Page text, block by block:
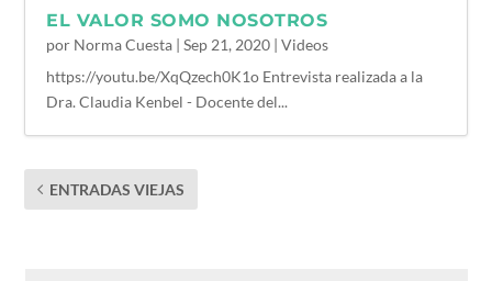
EL VALOR SOMO NOSOTROS
por Norma Cuesta |Sep 21, 2020 |Videos
https://youtu.be/XqQzech0K1o Entrevista realizada a la
Dra. Claudia Kenbel - Docente del...
ENTRADAS VIEJAS